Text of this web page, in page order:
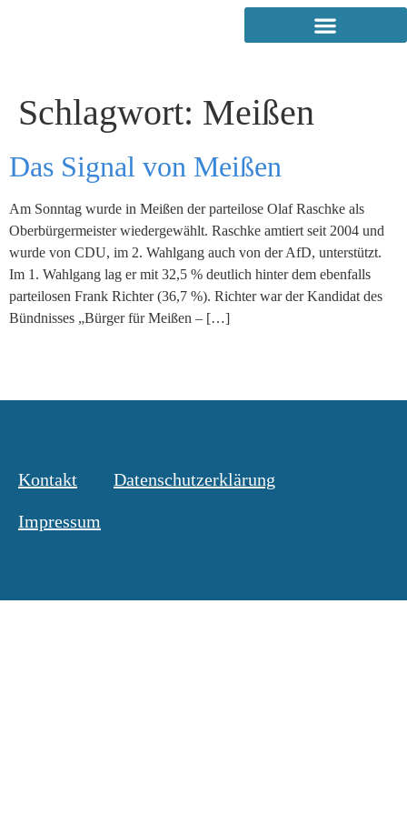
Schlagwort: Meißen
Das Signal von Meißen
Am Sonntag wurde in Meißen der parteilose Olaf Raschke als
Oberbürgermeister wiedergewählt. Raschke amtiert seit 2004 und
wurde von CDU, im 2. Wahlgang auch von der AfD, unterstützt.
Im 1. Wahlgang lag er mit 32,5 % deutlich hinter dem ebenfalls
parteilosen Frank Richter (36,7 %). Richter war der Kandidat des
Bündnisses „Bürger für Meißen – […]
Kontakt Datenschutzerklärung
Impressum